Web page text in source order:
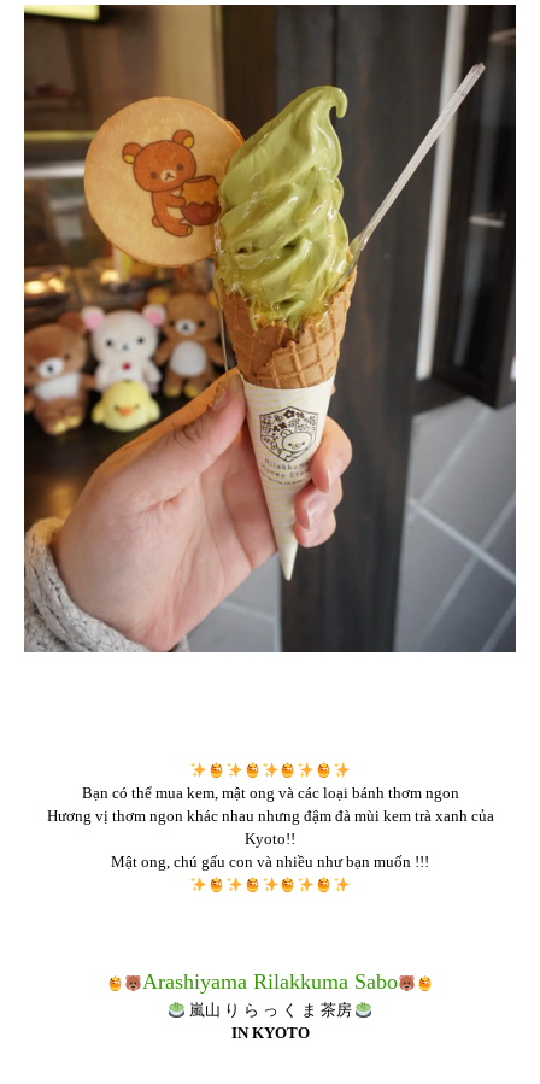
Bạn có thể mua kem, mật ong và các loại bánh thơm ngon
Hương vị thơm ngon khác nhau nhưng đậm đà mùi kem trà xanh của
Kyoto!!
Mật ong, chú gấu con và nhiều như bạn muốn !!!
Arashiyama Rilakkuma Sabo
嵐山 り ら っ く ま 茶房
IN KYOTO